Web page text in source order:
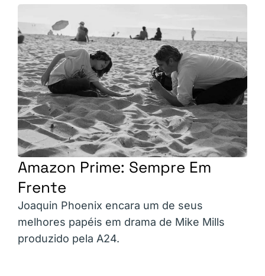
Amazon Prime: Sempre Em
Frente
Joaquin Phoenix encara um de seus
melhores papéis em drama de Mike Mills
produzido pela A24.